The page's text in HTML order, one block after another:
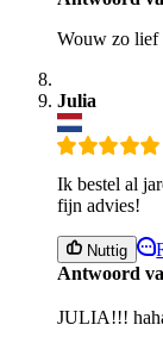
Wouw zo
Julia
Ik bestel al
fijn advies!
Nuttig
Antwoord
JULIA!!!